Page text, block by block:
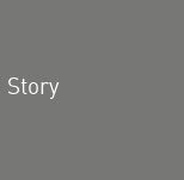
Story